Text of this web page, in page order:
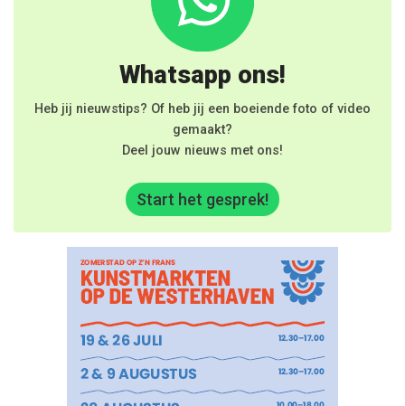
Whatsapp ons!
Heb jij nieuwstips? Of heb jij een boeiende foto of video
gemaakt?
Deel jouw nieuws met ons!
Start het gesprek!